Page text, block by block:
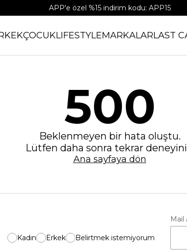
APP'e özel %15 indirim kodu: APP15
ÇOCUKLIFESTYLEMARKALARLAST
500
Beklenmeyen bir hata oluştu.
Lütfen daha sonra tekrar
Ana sayfaya dön
Kadın Erkek Belirtmek istemiyorum
Mail